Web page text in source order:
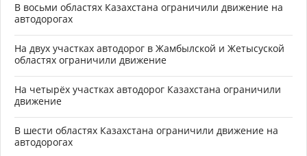
В восьми областях Казахстана ограничили движение на
автодорогах
На двух участках автодорог в Жамбылской и Жетысуской
областях ограничили движение
На четырёх участках автодорог Казахстана ограничили
движение
В шести областях Казахстана ограничили движение на
автодорогах